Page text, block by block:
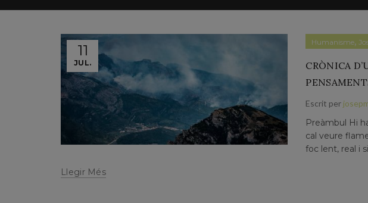
11
JUL.
Humanisme,
CRÒNICA
Escrit per
Preàmbul Hi
cal veure
foc lent, real i
Llegir Més